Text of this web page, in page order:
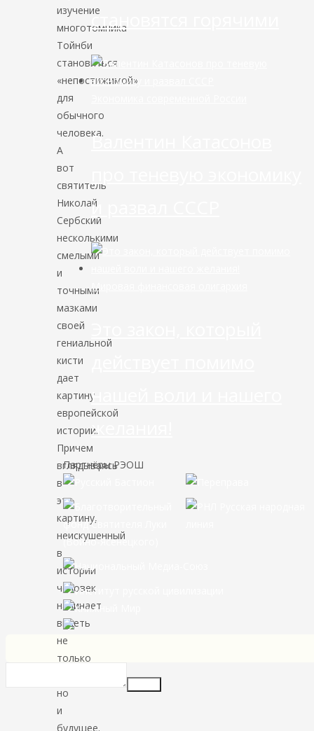
изучение
многотомника
Тойнби
становиться
«непостижимой»
для
обычного
человека.
А
вот
святитель
Николай
Сербский
несколькими
смелыми
и
точными
мазками
своей
гениальной
кисти
дает
картину
европейской
истории.
Причем
вглядываясь
в
эту
картину,
неискушенный
в
истории
человек
начинает
видеть
не
только
но
и
будущее.
становятся горячими
Валентин Катасонов
и развал СССР
Мировая финансовая олигархия
нашей воли и нашего
желания!
Партнёры РЭОШ